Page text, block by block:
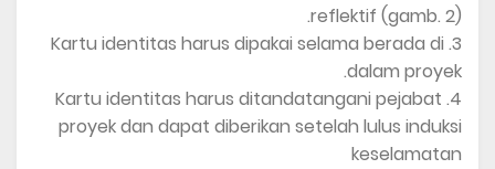
reflektif (gamb. 2).
3. Kartu identitas harus dipakai selama berada di
dalam proyek.
4. Kartu identitas harus ditandatangani pejabat
proyek dan dapat diberikan setelah lulus induksi
keselamatan